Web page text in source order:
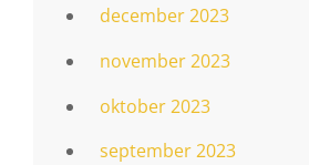
december 2023
november 2023
oktober 2023
september 2023